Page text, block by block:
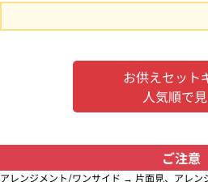
お供えセット
人気順で
ご注意
アレンジメント/ワンサイド → 片面見、アレ